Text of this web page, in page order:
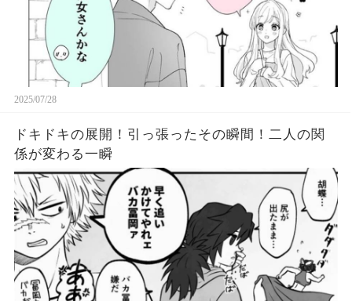
2025/07/28
ドキドキの展開！引っ張ったその瞬間！二人の関
係が変わる一瞬